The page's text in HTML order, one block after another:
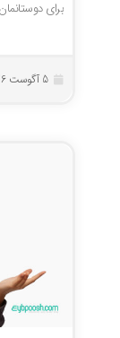
برای دوستانمان